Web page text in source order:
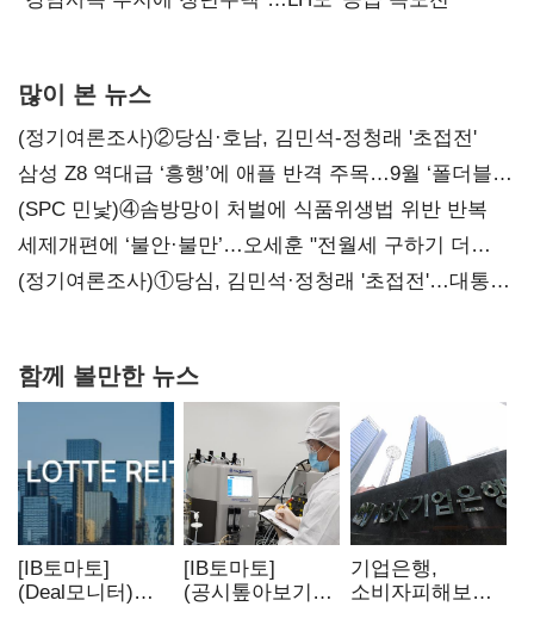
많이 본 뉴스
(정기여론조사)②당심·호남, 김민석-정청래 '초접전'
삼성 Z8 역대급 ‘흥행’에 애플 반격 주목…9월 ‘폴더블
대전’
(SPC 민낯)④솜방망이 처벌에 식품위생법 위반 반복
세제개편에 ‘불안·불만’…오세훈 "전월세 구하기 더
힘들어질 것"
(정기여론조사)①당심, 김민석·정청래 '초접전'…대통령
함께 볼만한 뉴스
[IB토마토]
(Deal모니터)
[IB토마토]
(공시톺아보기)
기업은행,
소비자피해보상